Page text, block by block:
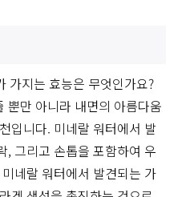
가지는 효능은 무엇인가요?
뿐만 아니라 내면의 아름다움
입니다. 미네랄 워터에서 발
, 그리고 손톱을 포함하여 우
네랄 워터에서 발견되는 가